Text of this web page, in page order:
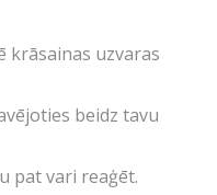
krāsainas uzvaras
beidz tavu
pat vari reaģēt.